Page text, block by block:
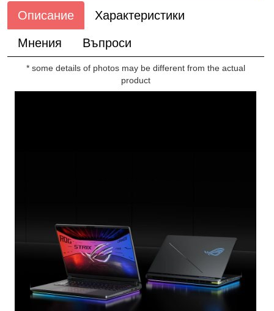
Описание Характеристики
Мнения Въпроси